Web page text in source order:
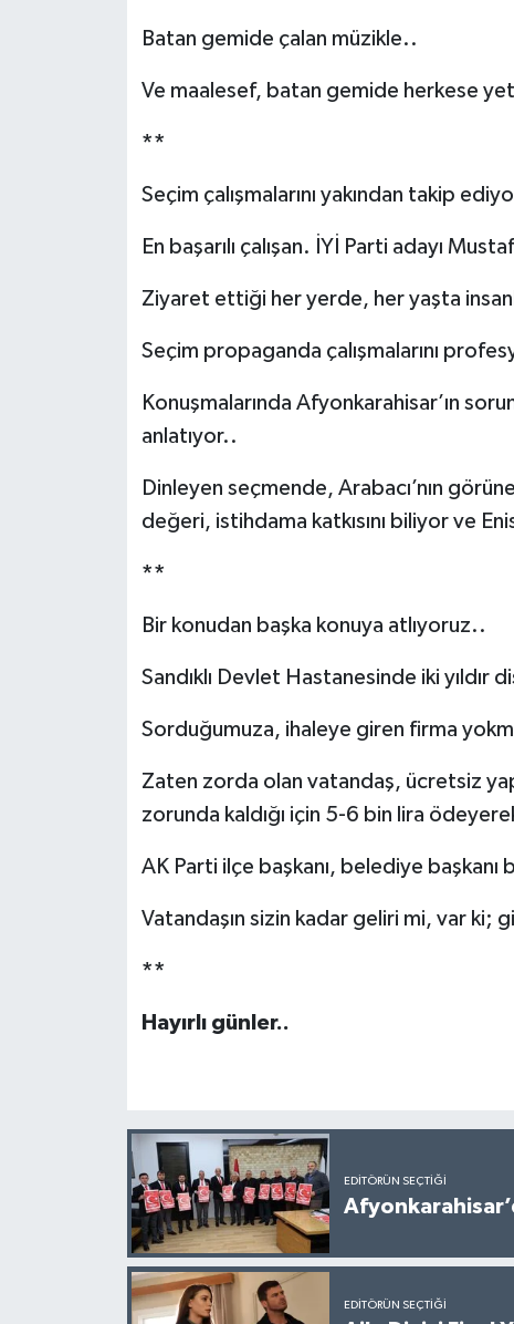
Batan gemide çalan müzikle..
Ve maalesef, batan gemide herkese
**
Seçim çalışmalarını yakından takip
En başarılı çalışan. İYİ Parti adayı
Ziyaret ettiği her yerde, her yaşta
Seçim propaganda çalışmalarını
Konuşmalarında Afyonkarahisar’ın
anlatıyor..
Dinleyen seçmende, Arabacı’nın
değeri, istihdama katkısını biliyor ve
**
Bir konudan başka konuya atlıyoruz..
Sandıklı Devlet Hastanesinde iki yıldır
Sorduğumuza, ihaleye giren firma
Zaten zorda olan vatandaş, ücretsiz
zorunda kaldığı için 5-6 bin lira
AK Parti ilçe başkanı, belediye
Vatandaşın sizin kadar geliri mi, var ki;
**
Hayırlı günler..
EDITÖRÜN SEÇTIĞI
EDITÖRÜN SEÇTIĞI